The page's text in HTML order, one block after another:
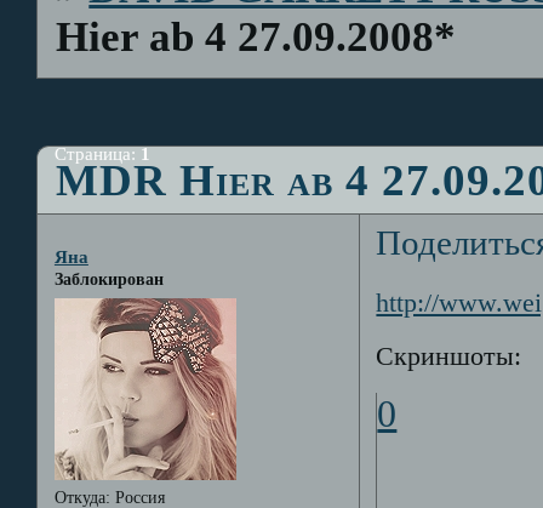
Hier ab 4 27.09.2008*
MDR Hier ab 4
Страница:1
Яна
Заблокирован
Откуда: Россия
http://
Скриншоты:
0